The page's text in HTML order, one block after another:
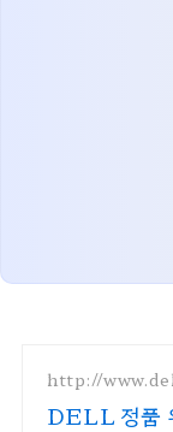
http://
DELL 정품